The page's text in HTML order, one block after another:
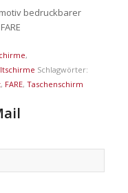
bedruckbarer
,
Schlagwörter:
, FARE, Taschenschirm